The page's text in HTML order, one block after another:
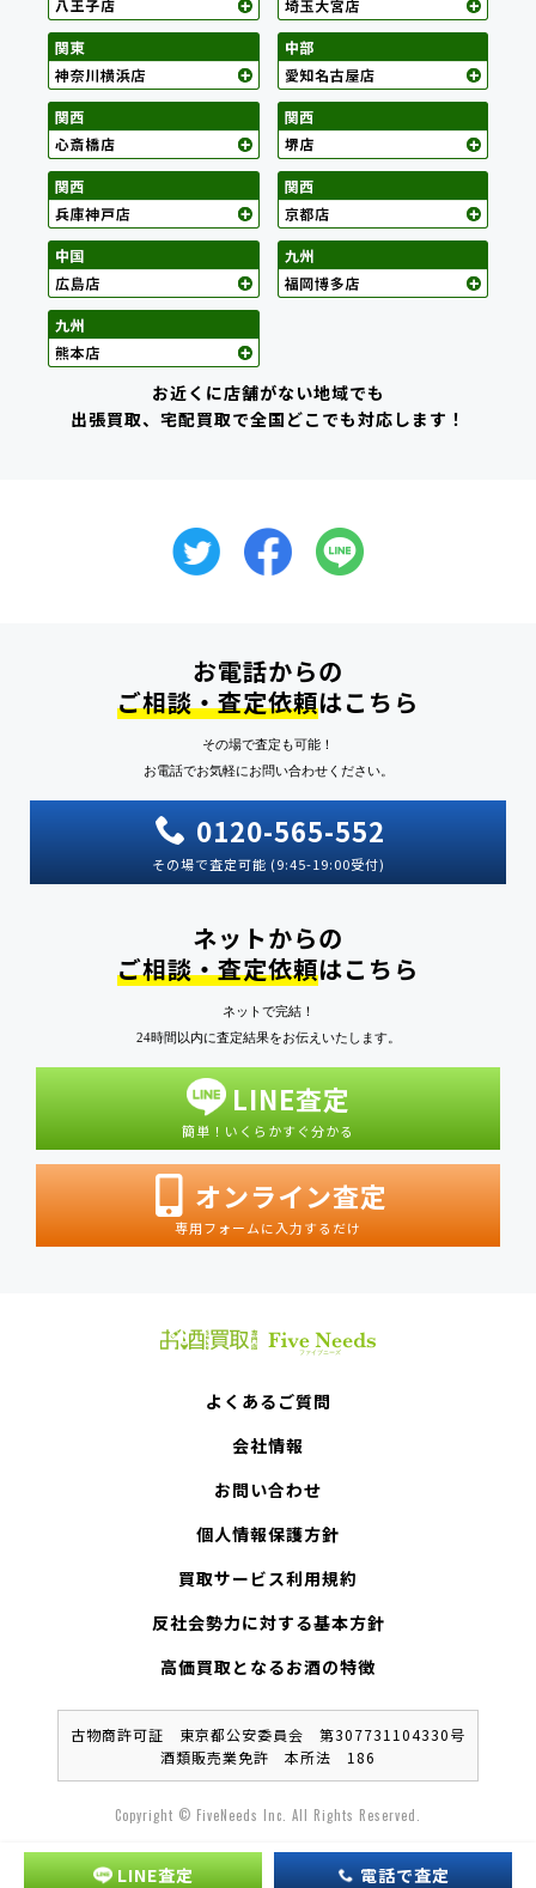
お近くに店舗がない地域でも
出張買取、宅配買取で全国どこでも対応します！
お電話からの
ご相談・査定依頼はこちら
その場で査定も可能！
お電話でお気軽にお問い合わせください。
0120-565-552
その場で査定可能 (9:45-19:00受付)
ネットからの
ご相談・査定依頼はこちら
ネットで完結！
24時間以内に査定結果をお伝えいたします。
LINE査定
簡単！いくらかすぐ分かる
オンライン査定
専用フォームに入力するだけ
よくあるご質問
会社情報
お問い合わせ
個人情報保護方針
買取サービス利用規約
反社会勢力に対する基本方針
高価買取となるお酒の特徴
古物商許可証 東京都公安委員会 第307731104330号
酒類販売業免許 本所法 186
Copyright © FiveNeeds Inc. All Rights Reserved.
LINE査定 電話で査定